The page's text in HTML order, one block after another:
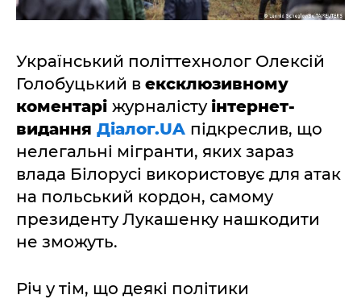
Український політтехнолог Олексій
Голобуцький в ексклюзивному
коментарі журналісту інтернет-
видання Діалог.UA підкреслив, що
нелегальні мігранти, яких зараз
влада Білорусі використовує для атак
на польський кордон, самому
президенту Лукашенку нашкодити
не зможуть.
Річ у тім, що деякі політики